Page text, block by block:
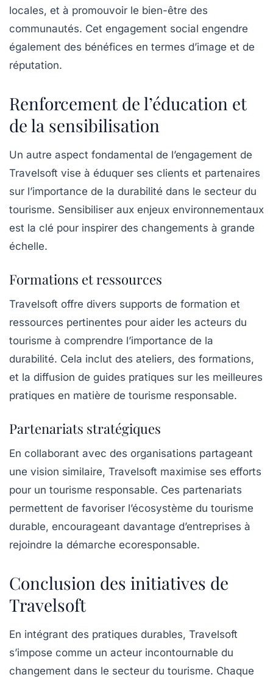
locales, et à promouvoir le bien-être des
communautés. Cet engagement social engendre
également des bénéfices en termes d’image et de
réputation.
Renforcement de l’éducation et
de la sensibilisation
Un autre aspect fondamental de l’engagement de
Travelsoft vise à éduquer ses clients et partenaires
sur l’importance de la durabilité dans le secteur du
tourisme. Sensibiliser aux enjeux environnementaux
est la clé pour inspirer des changements à grande
échelle.
Formations et ressources
Travelsoft offre divers supports de formation et
ressources pertinentes pour aider les acteurs du
tourisme à comprendre l’importance de la
durabilité. Cela inclut des ateliers, des formations,
et la diffusion de guides pratiques sur les meilleures
pratiques en matière de tourisme responsable.
Partenariats stratégiques
En collaborant avec des organisations partageant
une vision similaire, Travelsoft maximise ses efforts
pour un tourisme responsable. Ces partenariats
permettent de favoriser l’écosystème du tourisme
durable, encourageant davantage d’entreprises à
rejoindre la démarche ecoresponsable.
Conclusion des initiatives de
Travelsoft
En intégrant des pratiques durables, Travelsoft
s’impose comme un acteur incontournable du
changement dans le secteur du tourisme. Chaque